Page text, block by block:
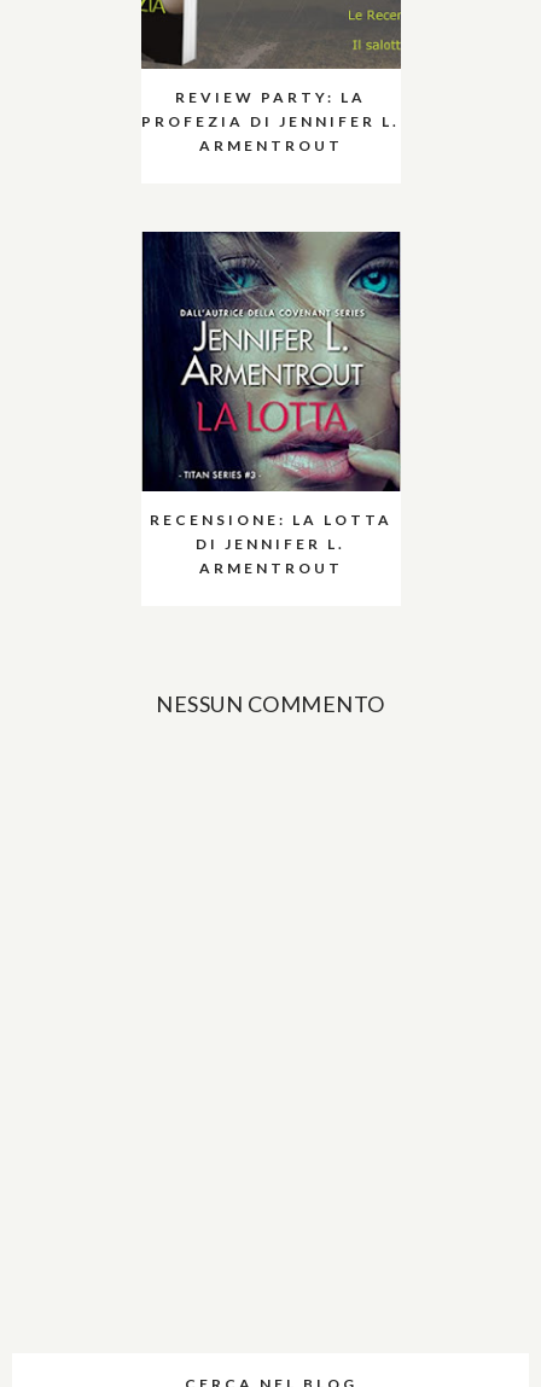
REVIEW PARTY: LA
PROFEZIA DI JENNIFER L.
ARMENTROUT
RECENSIONE: LA LOTTA
DI JENNIFER L.
ARMENTROUT
NESSUN COMMENTO